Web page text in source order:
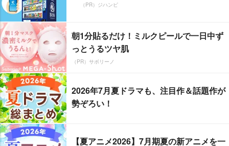
（PR）ジハンピ
朝1分貼るだけ！ミルクピールで一日中ず
っとうるツヤ肌
（PR）サボリーノ
2026年7月夏ドラマも、注目作＆話題作が
勢ぞろい！
【夏アニメ2026】7月期夏の新アニメを一